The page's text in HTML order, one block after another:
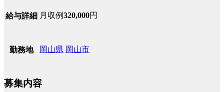
給与詳細 月収例320,000円
勤務地 岡山県 岡山市
募集内容